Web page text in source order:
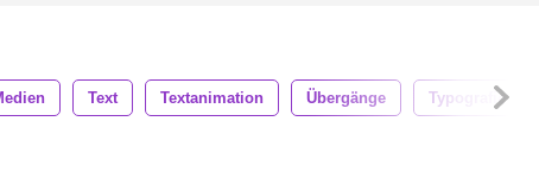
Text Textanimation Übergänge Typografie